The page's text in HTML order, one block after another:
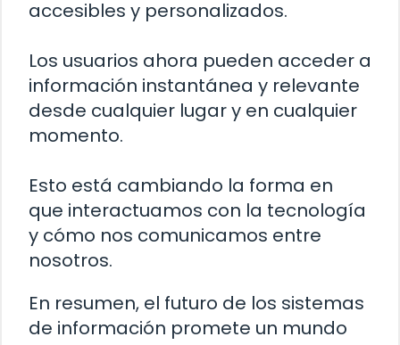
accesibles y personalizados.
Los usuarios ahora pueden acceder a
información instantánea y relevante
desde cualquier lugar y en cualquier
momento.
Esto está cambiando la forma en
que interactuamos con la tecnología
y cómo nos comunicamos entre
nosotros.
En resumen, el futuro de los sistemas
de información promete un mundo